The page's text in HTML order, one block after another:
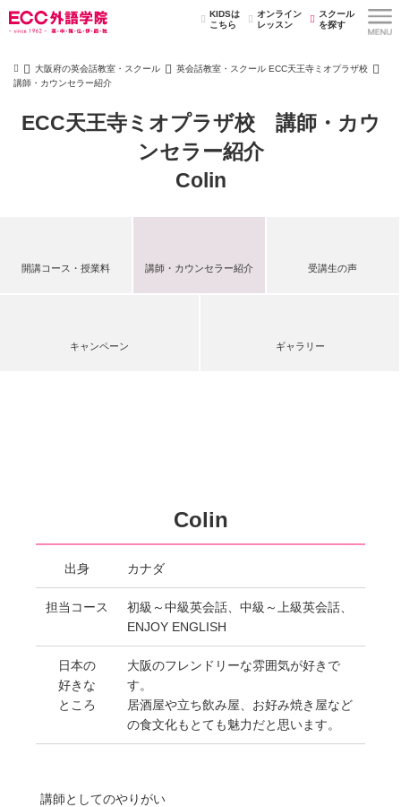
KIDSは
こちら
オンライン
レッスン
スクール
を探す
大阪府の英会話教室・スクール
英会話教室・スクール ECC天王寺ミオプラザ校
講師・カウンセラー紹介
ECC天王寺ミオプラザ校 講師・カウ
ンセラー紹介
Colin
開講コース・授業料 講師・カウンセラー紹介 受講生の声
キャンペーン ギャラリー
Colin
出身 カナダ
担当コース
初級～中級英会話、中級～上級英会話、
ENJOY ENGLISH
日本の
好きな
ところ
大阪のフレンドリーな雰囲気が好きで
す。
居酒屋や立ち飲み屋、お好み焼き屋など
の食文化もとても魅力だと思います。
講師としてのやりがい